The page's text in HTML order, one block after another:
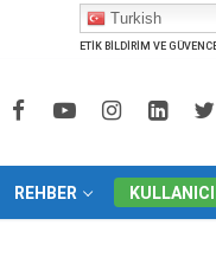
Turkish
ETİK BİLDİRİM VE
REHBER KULLANICI